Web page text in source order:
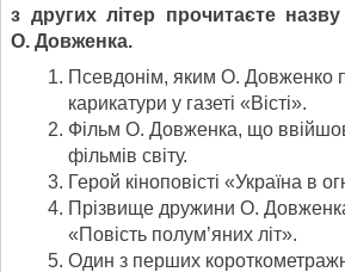
з других літер прочитаєте
О. Довженка.
Псевдонім, яким О. Довженко
карикатури у газеті «Вісті».
Фільм О. Довженка, що
фільмів світу.
Герой кіноповісті «Україна в
Прізвище дружини О.
«Повість полум’яних літ».
Один з перших